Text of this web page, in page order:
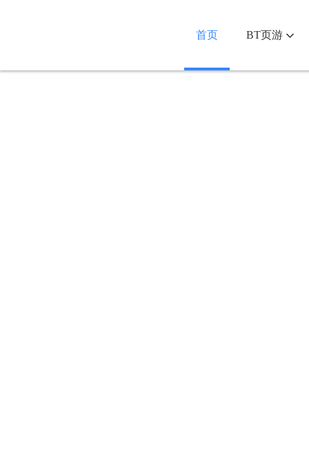
首页 BT页游